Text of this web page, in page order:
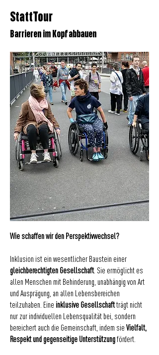
StattTour
Barrieren im Kopf abbauen
Wie schaffen wir den Perspektivwechsel?
Inklusion ist ein wesentlicher Baustein einer
gleichberechtigten Gesellschaft. Sie ermöglicht es
allen Menschen mit Behinderung, unabhängig von Art
und Ausprägung, an allen Lebensbereichen
teilzuhaben. Eine inklusive Gesellschaftträgt nicht
nur zur individuellen Lebensqualität bei, sondern
bereichert auch die Gemeinschaft, indem sie Vielfalt,
Respekt und gegenseitige Unterstützungfördert.